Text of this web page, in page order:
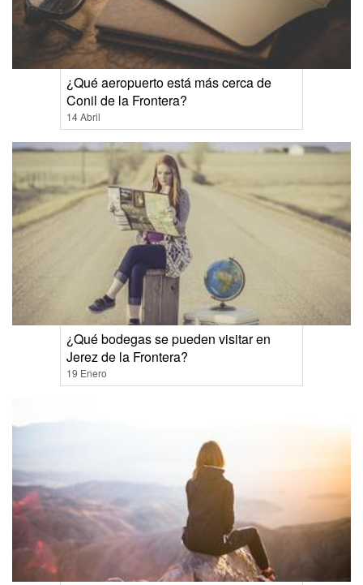
¿Qué aeropuerto está más cerca de
Conil de la Frontera?
14 Abril
¿Qué bodegas se pueden visitar en
Jerez de la Frontera?
19 Enero